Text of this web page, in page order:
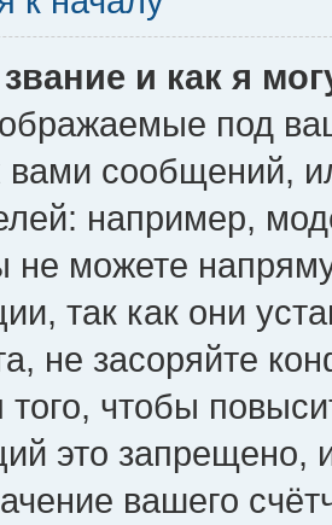
и как я
под
вами сообщений,
например,
можете
так как они
не засоряйте
того, чтобы
это запрещено,
вашего